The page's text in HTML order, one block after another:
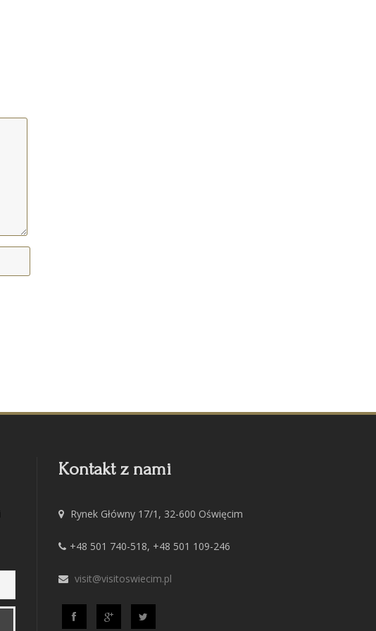
Kontakt z nami
Rynek Główny 17/1, 32-600 Oświęcim
+48 501 740-518, +48 501 109-246
visit@visitoswiecim.pl